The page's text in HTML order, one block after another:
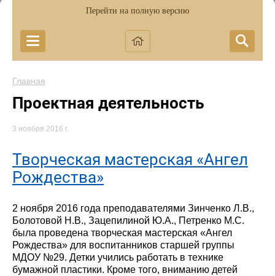
Перейти на полную версию
Главная
Проектная деятельность
3 ноября 2016 г.
Творческая мастерская «Ангел
Рождества»
2 ноября 2016 года преподавателями Зинченко Л.В.,
Болотовой Н.В., Зацепилиной Ю.А., Петренко М.С.
была проведена творческая мастерская «Ангел
Рождества» для воспитанников старшей группы
МДОУ №29. Детки учились работать в технике
бумажной пластики. Кроме того, вниманию детей